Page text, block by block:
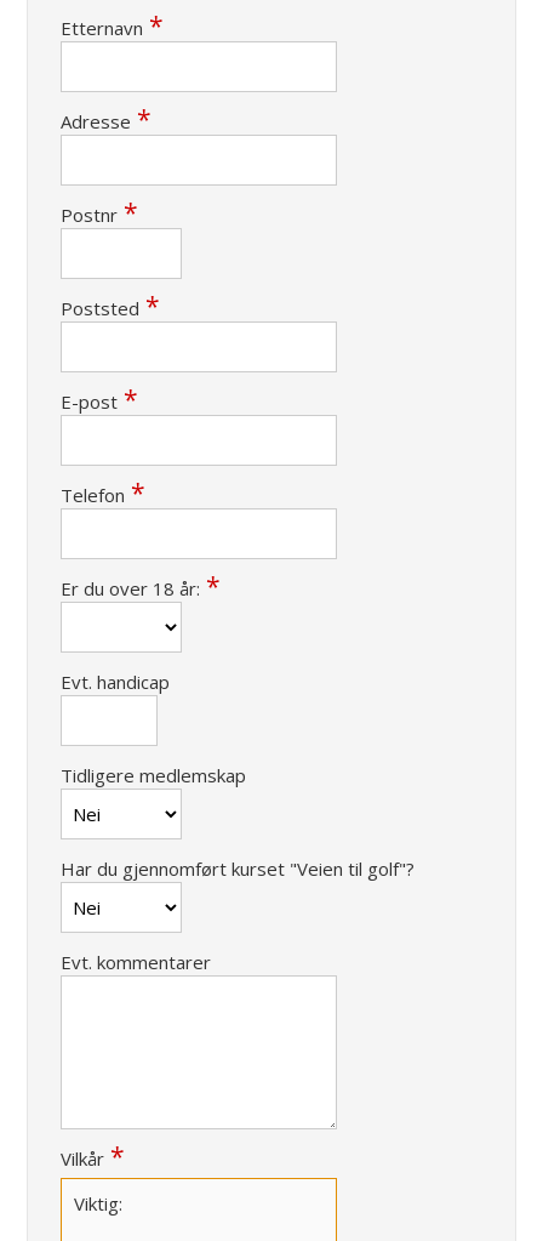
Etternavn
Adresse
Postnr
Poststed
E-post
Telefon
Er du over 18 år:
Evt. handicap
Tidligere medlemskap
Har du gjennomført kurset "Veien til golf"?
Evt. kommentarer
Vilkår
Viktig: